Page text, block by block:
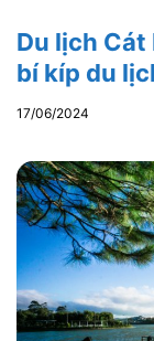
Du lịch Cát
bí kíp du
17/06/2024